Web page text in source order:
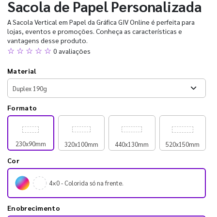
Sacola de Papel Personalizada
A Sacola Vertical em Papel da Gráfica GIV Online é perfeita para
lojas, eventos e promoções. Conheça as características e
vantagens desse produto.
☆ ☆ ☆ ☆ ☆ 0 avaliações
Material
Formato
230x90mm 320x100mm 440x130mm 520x150mm
Cor
4×0 - Colorida só na frente.
Enobrecimento